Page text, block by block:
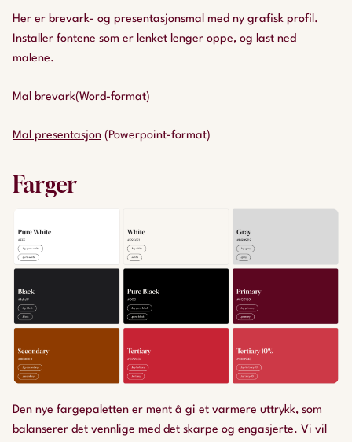
i de aller fleste programmer og på nett.
Last nedSVG
Last ned – Last ned
Her er brevark- og presentasjonsmal med ny grafisk profil.
Installer fontene som er lenket lenger oppe, og last ned
malene.
Mal brevark(Word-format)
Mal presentasjon (Powerpoint-format)
Farger
Den nye fargepaletten er ment å gi et varmere uttrykk, som
balanserer det vennlige med det skarpe og engasjerte. Vi vil